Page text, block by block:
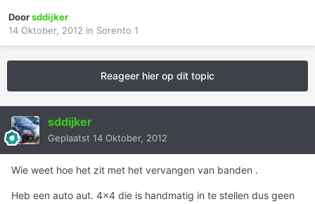
Doorsddijker
14 Oktober, 2012 in Sorento 1
Reageer hier op dit topic
sddijker
Geplaatst 14 Oktober, 2012
Wie weet hoe het zit met het vervangen van banden .
Heb een auto aut. 4x4 die is handmatig in te stellen dus geen